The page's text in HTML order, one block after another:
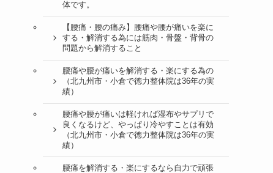
体です。
【腰痛・腰の痛み】腰痛や腰が痛いを楽に
する・解消する為には筋肉・骨盤・背骨の
問題から解消すること
腰痛や腰が痛いを解消する・楽にする為の
（北九州市・小倉で徳力整体院は36年の実
績）
腰痛や腰が痛いは軽ければ湿布やサプリで
良くなるけど、やっぱり冷やすことは有効
（北九州市・小倉で徳力整体院は36年の実
績）
腰痛を解消する・楽にするなら自力で頑張